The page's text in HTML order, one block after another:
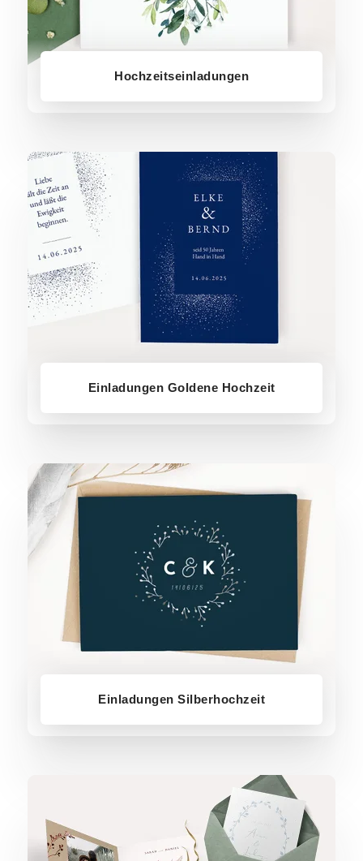
Hochzeitseinladungen
Einladungen Goldene Hochzeit
Einladungen Goldene Hochzeit
Einladungen Silberhochzeit
Einladungen Silberhochzeit